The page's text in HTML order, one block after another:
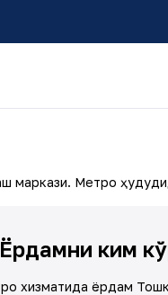
маркази. Метро
Ёрдамни ким
хизматида ёрдам